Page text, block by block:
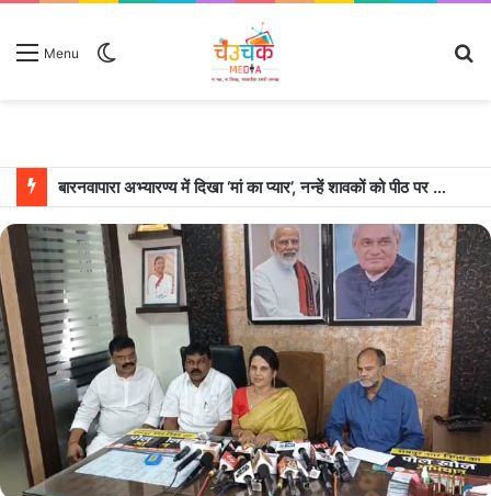
Menu
बारनवापारा अभ्यारण्य में दिखा ‘मां का प्यार’, नन्हें शावकों को पीठ पर बैठाकर घूमती दिखी मादा भालू